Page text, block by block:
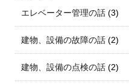
エレベーター管理の話 (3)
建物、設備の故障の話 (2)
建物、設備の点検の話 (2)